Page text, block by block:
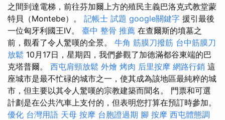
之間到達電梯，前往芬加爾上方的殖民主義巴洛克式教堂蒙
特貝（Montebe）。 記帳士 試題 google關鍵字 援引最後
一位匈牙利國王IV。 臺中 整骨 推薦 在查爾斯的墳墓之
前，觀看了令人驚嘆的全景。 牛角 筋膜刀撥筋 台中筋膜刀
放鬆 10月17日，星期四，我們參觀了加德滿都谷東端的巴
克塔普爾。 西屯肩頸放鬆 外燴 烤肉 后里按摩 網路行銷 這
座城市是最不忙碌的城市之一，使其成為該地區最純粹的城
市，但主要以其令人驚嘆的宗教建築而聞名。 門票和可選
計劃是在公共汽車上支付的，但表明您打算在預訂時參加。
優化 台灣用語 天母 按摩 台胞證過期 腳 按摩 西屯體態調